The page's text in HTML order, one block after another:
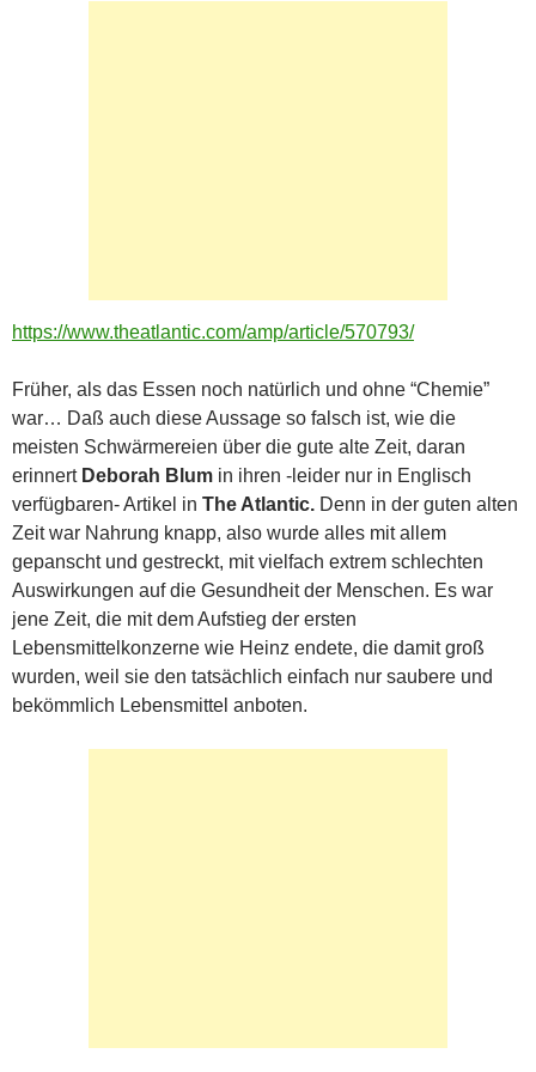
https://www.theatlantic.com/amp/article/570793/
Früher, als das Essen noch natürlich und ohne “Chemie”
war… Daß auch diese Aussage so falsch ist, wie die
meisten Schwärmereien über die gute alte Zeit, daran
erinnert Deborah Blum in ihren -leider nur in Englisch
verfügbaren- Artikel in The Atlantic. Denn in der guten alten
Zeit war Nahrung knapp, also wurde alles mit allem
gepanscht und gestreckt, mit vielfach extrem schlechten
Auswirkungen auf die Gesundheit der Menschen. Es war
jene Zeit, die mit dem Aufstieg der ersten
Lebensmittelkonzerne wie Heinz endete, die damit groß
wurden, weil sie den tatsächlich einfach nur saubere und
bekömmlich Lebensmittel anboten.